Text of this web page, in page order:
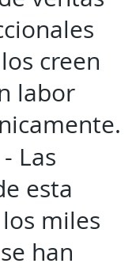
creen
labor
- Las
esta
miles
han